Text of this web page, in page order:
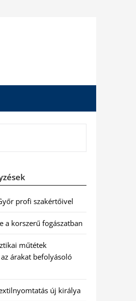
profi szakértőivel
a korszerű fogászatban
műtétek
árakat befolyásoló
új királya